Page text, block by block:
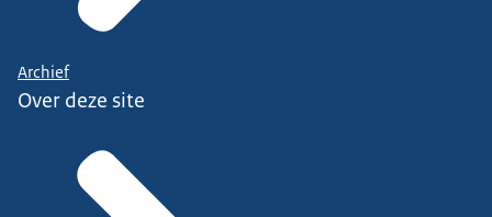
Archief
Over deze site